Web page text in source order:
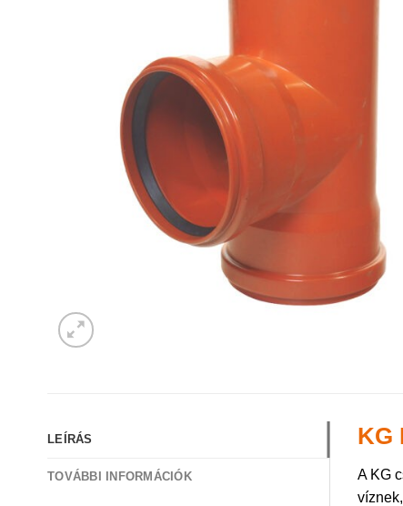
LEÍRÁS
TOVÁBBI INFORMÁCIÓK
KG
A KG